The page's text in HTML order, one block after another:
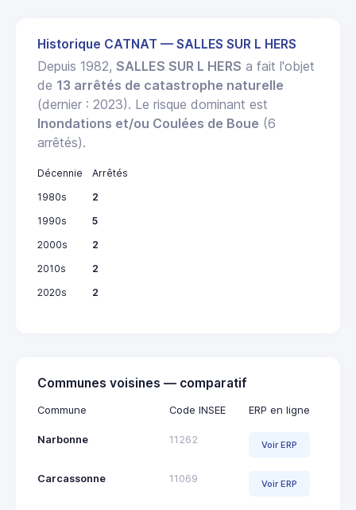
Historique CATNAT — SALLES SUR L HERS
Depuis 1982, SALLES SUR L HERS a fait l'objet
de 13 arrêtés de catastrophe naturelle
(dernier : 2023). Le risque dominant est
Inondations et/ou Coulées de Boue (6
arrêtés).
Décennie
Arrêtés
1980s
2
1990s
5
2000s
2
2010s
2
2020s
2
Communes voisines — comparatif
Commune Code INSEE ERP en ligne
Narbonne 11262 Voir ERP
Carcassonne 11069 Voir ERP